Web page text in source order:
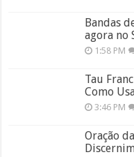
Bandas
agora no
1:58 PM
Tau
Como
3:46 PM
Oração